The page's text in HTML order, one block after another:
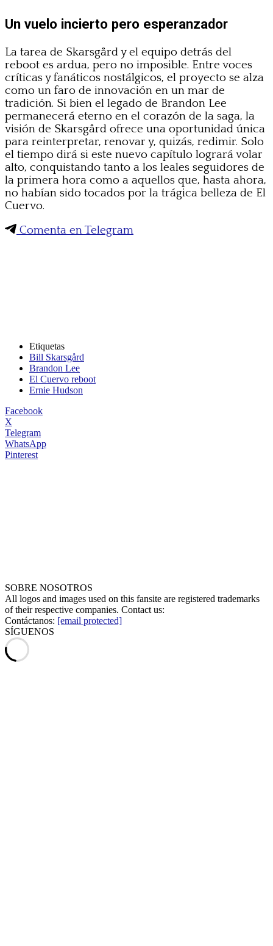
Un vuelo incierto pero esperanzador
La tarea de Skarsgård y el equipo detrás del
reboot es ardua, pero no imposible. Entre voces
críticas y fanáticos nostálgicos, el proyecto se alza
como un faro de innovación en un mar de
tradición. Si bien el legado de Brandon Lee
permanecerá eterno en el corazón de la saga, la
visión de Skarsgård ofrece una oportunidad única
para reinterpretar, renovar y, quizás, redimir. Solo
el tiempo dirá si este nuevo capítulo logrará volar
alto, conquistando tanto a los leales seguidores de
la primera hora como a aquellos que, hasta ahora,
no habían sido tocados por la trágica belleza de El
Cuervo.
Comenta en Telegram
Etiquetas
Bill Skarsgård
Brandon Lee
El Cuervo reboot
Ernie Hudson
Facebook
X
Telegram
WhatsApp
Pinterest
SOBRE NOSOTROS
All logos and images used on this fansite are registered trademarks
of their respective companies. Contact us:
Contáctanos: [email protected]
SÍGUENOS